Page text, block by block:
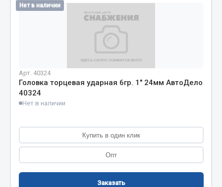
Пружины
Соединительные элементы
Адаптеры и переходники
Тройники
Трубки, муфты, гайки
Угольники
Нет в наличии
Арт. 40324
Головка торцевая ударная 6гр. 1" 24мм АвтоДело
40324
Нет в наличии
Купить в один клик
Опт
Заказать